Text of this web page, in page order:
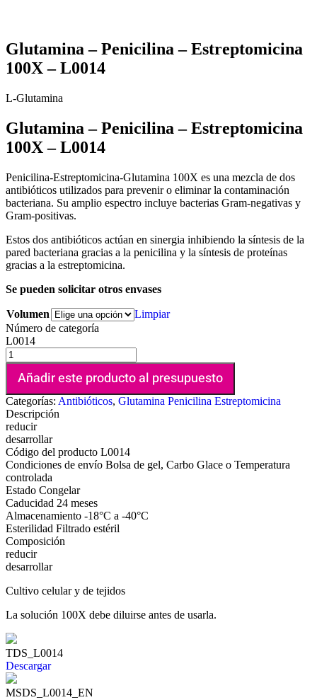
Glutamina – Penicilina – Estreptomicina
100X – L0014
L-Glutamina
Glutamina – Penicilina – Estreptomicina
100X – L0014
Penicilina-Estreptomicina-Glutamina 100X es una mezcla de dos
antibióticos utilizados para prevenir o eliminar la contaminación
bacteriana. Su amplio espectro incluye bacterias Gram-negativas y
Gram-positivas.
Estos dos antibióticos actúan en sinergia inhibiendo la síntesis de la
pared bacteriana gracias a la penicilina y la síntesis de proteínas
gracias a la estreptomicina.
Se pueden solicitar otros envases
Volumen
Limpiar
Número de categoría
L0014
Añadir este producto al presupuesto
Categorías: Antibióticos, Glutamina Penicilina Estreptomicina
Descripción
reducir
desarrollar
Código del producto L0014
Condiciones de envío Bolsa de gel, Carbo Glace o Temperatura
controlada
Estado Congelar
Caducidad 24 meses
Almacenamiento -18°C a -40°C
Esterilidad Filtrado estéril
Composición
reducir
desarrollar
Cultivo celular y de tejidos
La solución 100X debe diluirse antes de usarla.
TDS_L0014
Descargar
MSDS_L0014_EN